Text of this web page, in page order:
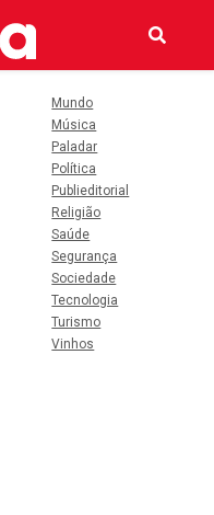
Mundo
Música
Paladar
Política
Publieditorial
Religião
Saúde
Segurança
Sociedade
Tecnologia
Turismo
Vinhos